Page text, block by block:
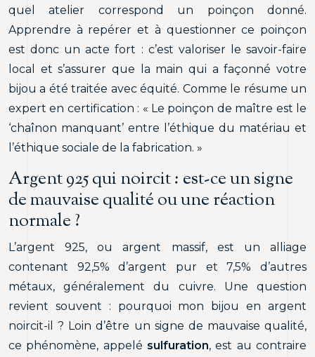
quel atelier correspond un poinçon donné.
Apprendre à repérer et à questionner ce poinçon
est donc un acte fort : c’est valoriser le savoir-faire
local et s’assurer que la main qui a façonné votre
bijou a été traitée avec équité. Comme le résume un
expert en certification : « Le poinçon de maître est le
‘chaînon manquant’ entre l’éthique du matériau et
l’éthique sociale de la fabrication. »
Argent 925 qui noircit : est-ce un signe
de mauvaise qualité ou une réaction
normale ?
L’argent 925, ou argent massif, est un alliage
contenant 92,5% d’argent pur et 7,5% d’autres
métaux, généralement du cuivre. Une question
revient souvent : pourquoi mon bijou en argent
noircit-il ? Loin d’être un signe de mauvaise qualité,
ce phénomène, appelé sulfuration, est au contraire